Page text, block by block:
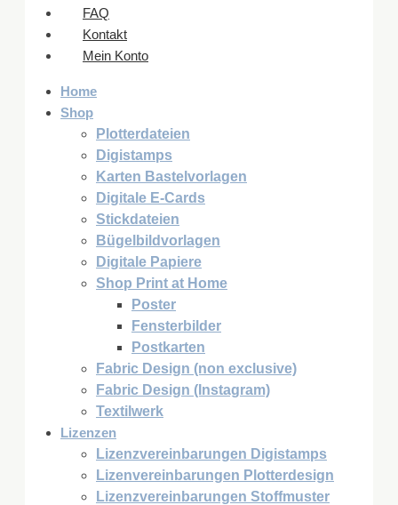
FAQ
Kontakt
Mein Konto
Home
Shop
Plotterdateien
Digistamps
Karten Bastelvorlagen
Digitale E-Cards
Stickdateien
Bügelbildvorlagen
Digitale Papiere
Shop Print at Home
Poster
Fensterbilder
Postkarten
Fabric Design (non exclusive)
Fabric Design (Instagram)
Textilwerk
Lizenzen
Lizenzvereinbarungen Digistamps
Lizenvereinbarungen Plotterdesign
Lizenzvereinbarungen Stoffmuster